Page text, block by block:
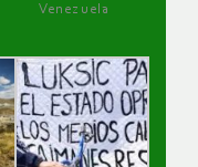
Venezuela